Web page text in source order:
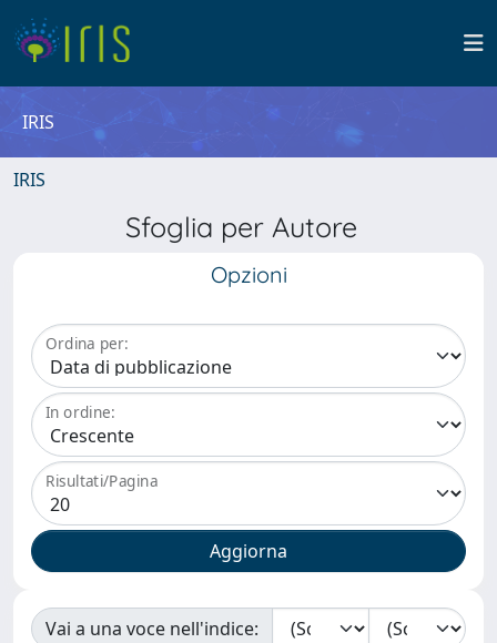
IRIS
IRIS
Sfoglia per Autore
Opzioni
Ordina per:
In ordine:
Risultati/Pagina
Vai a una voce nell'indice: